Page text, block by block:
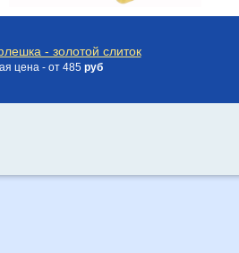
- золотой слиток
цена - от 485 руб